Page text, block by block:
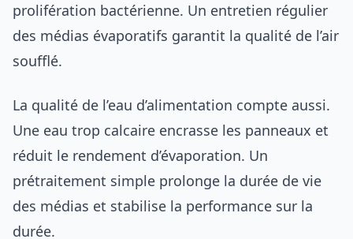
prolifération bactérienne. Un entretien régulier
des médias évaporatifs garantit la qualité de l’air
soufflé.
La qualité de l’eau d’alimentation compte aussi.
Une eau trop calcaire encrasse les panneaux et
réduit le rendement d’évaporation. Un
prétraitement simple prolonge la durée de vie
des médias et stabilise la performance sur la
durée.